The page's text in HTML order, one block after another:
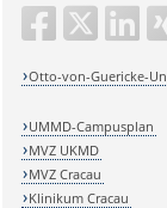
Otto-von-Guericke-
UMMD-Campusplan
MVZ UKMD
MVZ Cracau
Klinikum Cracau